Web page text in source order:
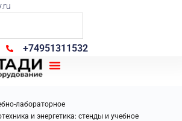
+74951311532
лабораторное
и энергетика: стенды и учебное